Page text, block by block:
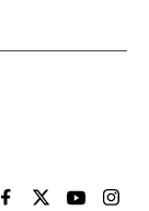
EL PAÍS BRASIL EN
EL PAÍSEL PAÍS
EL